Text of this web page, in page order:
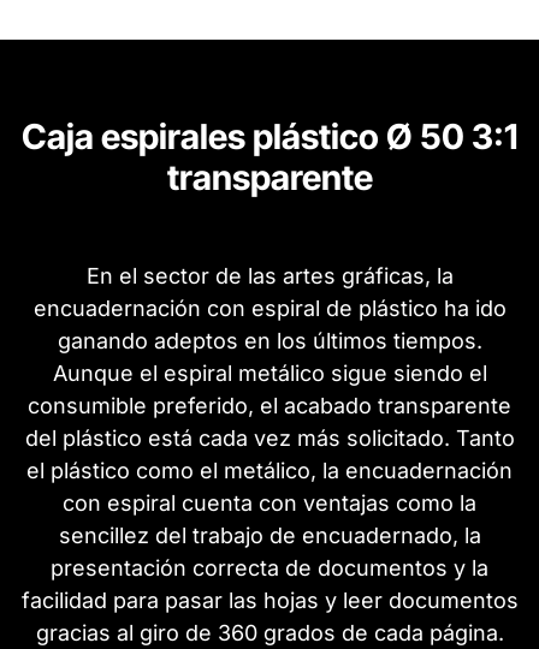
Caja espirales plástico Ø 50 3:1
transparente
En el sector de las artes gráficas, la
encuadernación con espiral de plástico ha ido
ganando adeptos en los últimos tiempos.
Aunque el espiral metálico sigue siendo el
consumible preferido, el acabado transparente
del plástico está cada vez más solicitado. Tanto
el plástico como el metálico, la encuadernación
con espiral cuenta con ventajas como la
sencillez del trabajo de encuadernado, la
presentación correcta de documentos y la
facilidad para pasar las hojas y leer documentos
gracias al giro de 360 grados de cada página.